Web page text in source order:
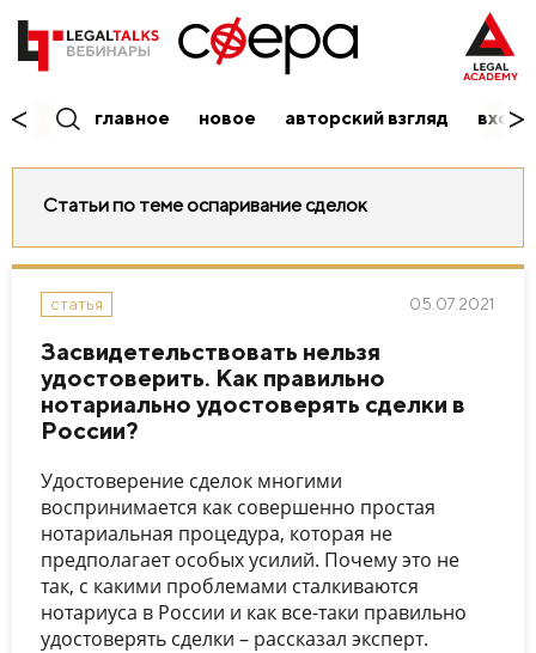
главное новое авторский взгляд вход/
Статьи по теме оспаривание сделок
статья 05.07.2021
Засвидетельствовать нельзя
удостоверить. Как правильно
нотариально удостоверять сделки в
России?
Удостоверение сделок многими
воспринимается как совершенно простая
нотариальная процедура, которая не
предполагает особых усилий. Почему это не
так, с какими проблемами сталкиваются
нотариуса в России и как все-таки правильно
удостоверять сделки – рассказал эксперт.